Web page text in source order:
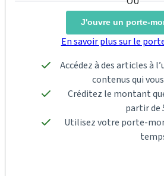
J'ouvre un porte-
En savoir plus sur le
Accédez à des articles à
contenus qui
Créditez le montant
partir de
Utilisez votre porte-